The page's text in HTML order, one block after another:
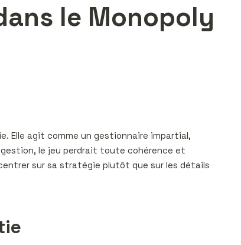
le Monopoly
Elle agit comme un gestionnaire impartial,
le jeu perdrait toute cohérence et
sur sa stratégie plutôt que sur les détails